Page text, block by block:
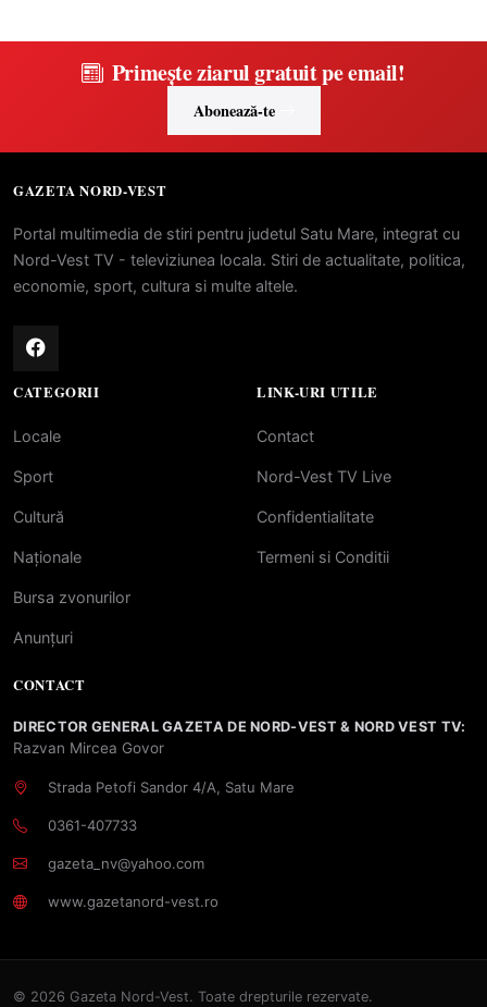
Primește ziarul gratuit pe email!
Abonează-te
GAZETA NORD-VEST
Portal multimedia de stiri pentru judetul Satu Mare, integrat cu
Nord-Vest TV - televiziunea locala. Stiri de actualitate, politica,
economie, sport, cultura si multe altele.
CATEGORII
Locale
Sport
Cultură
Naționale
Bursa zvonurilor
Anunțuri
LINK-URI UTILE
Contact
Nord-Vest TV Live
Confidentialitate
Termeni si Conditii
CONTACT
DIRECTOR GENERAL GAZETA DE NORD-VEST & NORD VEST TV:
Razvan Mircea Govor
Strada Petofi Sandor 4/A, Satu Mare
0361-407733
gazeta_nv@yahoo.com
www.gazetanord-vest.ro
© 2026 Gazeta Nord-Vest. Toate drepturile rezervate.